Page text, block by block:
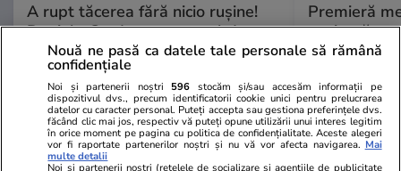
A rupt tăcerea fără nicio rușine!
Daniela Crudu spune totul despre
activitatea ei de pe platformele
pentru adulți: „Fac ce vreau, e
wow!”
Premieră
pacientă
Nouă ne pasă ca datele tale personale să rămână
confidențiale
Noi și partenerii noștri 596 stocăm și/sau accesăm informații pe
dispozitivul dvs., precum identificatorii cookie unici pentru prelucrarea
datelor cu caracter personal. Puteți accepta sau gestiona preferințele dvs.
făcând clic mai jos, respectiv vă puteți opune utilizării unui interes legitim
în orice moment pe pagina cu politica de confidențialitate. Aceste alegeri
vor fi raportate partenerilor noștri și nu vă vor afecta navigarea. Mai
multe detalii
Noi si partenerii nostri (retelele de socializare si agentiile de publicitate